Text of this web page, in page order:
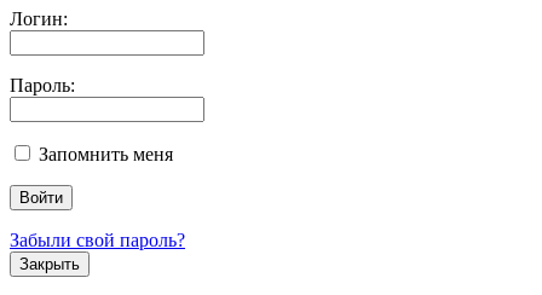
Логин:
Пароль:
Запомнить меня
Забыли свой пароль?
Закрыть